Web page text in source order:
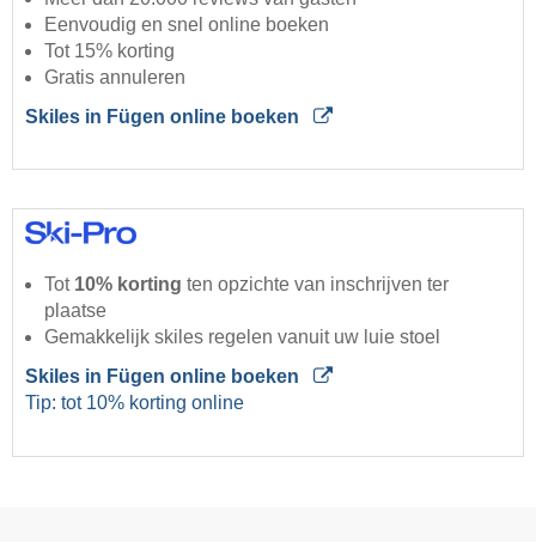
Eenvoudig en snel online boeken
Tot 15% korting
Gratis annuleren
Skiles in Fügen online boeken
Tot 10% korting ten opzichte van inschrijven ter
plaatse
Gemakkelijk skiles regelen vanuit uw luie stoel
Skiles in Fügen online boeken
Tip: tot 10% korting online